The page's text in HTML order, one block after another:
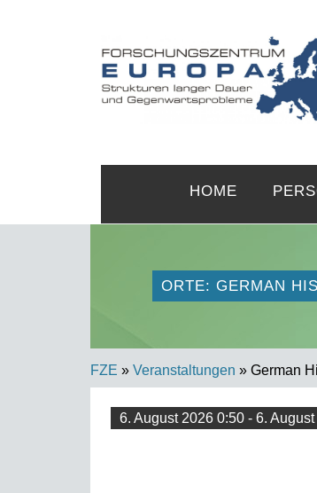
HOME
ORTE: GERMAN
FZE » Veranstaltungen » German
6. August 2026 0:50 - 6.